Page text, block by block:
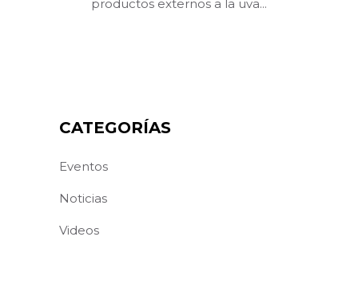
productos externos a la uva...
CATEGORÍAS
Eventos
Noticias
Videos